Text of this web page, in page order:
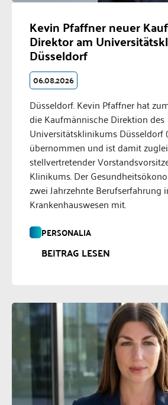
Kevin Pfaffner neuer
Direktor am
Düsseldorf
06.08.2026
Düsseldorf. Kevin Pfaffner hat
die Kaufmännische Direktion des
Universitätsklinikums Düsseldorf
übernommen und ist damit
stellvertretender
Klinikums. Der
zwei Jahrzehnte Berufserfahrung
Krankenhauswesen mit.
PERSONALIA
BEITRAG LESEN